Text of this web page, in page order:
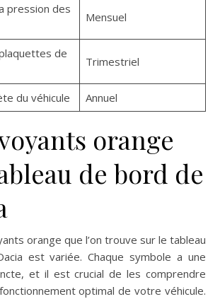
pression des
Mensuel
de
Trimestriel
du véhicule Annuel
orange
de bord de
orange que l’on trouve sur le tableau
est variée. Chaque symbole a une
et il est crucial de les comprendre
optimal de votre véhicule.